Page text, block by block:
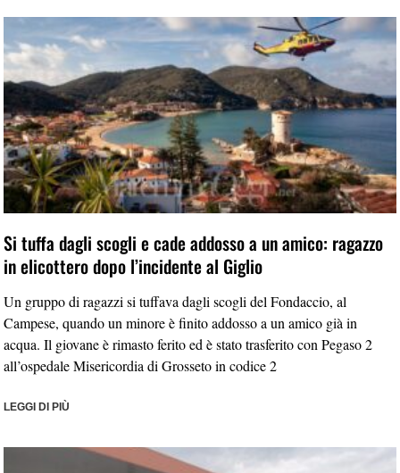
Si tuffa dagli scogli e cade addosso a un amico: ragazzo
in elicottero dopo l’incidente al Giglio
Un gruppo di ragazzi si tuffava dagli scogli del Fondaccio, al
Campese, quando un minore è finito addosso a un amico già in
acqua. Il giovane è rimasto ferito ed è stato trasferito con Pegaso 2
all’ospedale Misericordia di Grosseto in codice 2
LEGGI DI PIÙ